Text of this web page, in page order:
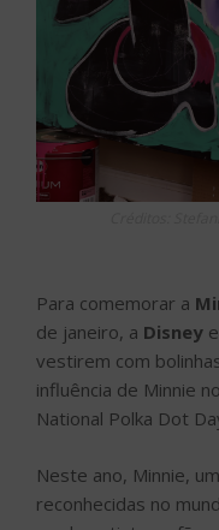
Para comemorar a
de janeiro, a Disney
vestirem com
influência de Minnie
National Polka Dot
Neste ano, Minnie,
reconhecidas no